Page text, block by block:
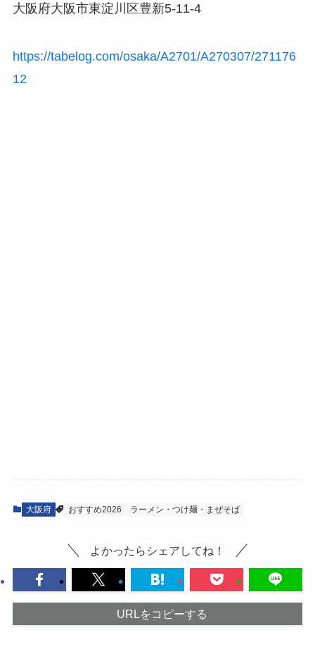
大阪府大阪市東淀川区豊新5-11-4
https://tabelog.com/osaka/A2701/A270307/271176
12
大阪府 おすすめ2026 ラーメン・つけ麺・まぜそば
よかったらシェアしてね！
URLをコピーする